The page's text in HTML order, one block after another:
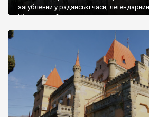
загублений у радянські часи,
Ніжин греки?